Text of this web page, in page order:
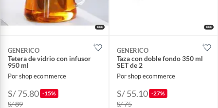
GENERICO
Tetera de vidrio con infusor
950 ml
Por shop ecommerce
S/ 75.80 -15%
S/ 89
GENERICO
Taza con doble fondo 350 ml
SET de 2
Por shop ecommerce
S/ 55.10 -27%
S/ 75